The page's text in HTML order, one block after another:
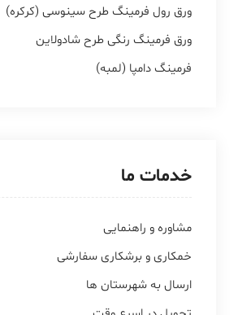
ورق رول فرمینگ طرح سینوسی (کرکره)
ورق فرمینگ رنگی طرح شادولاین
فرمینگ دامپا (لمبه)
خدمات ما
مشاوره و راهنمایی
خمکاری و برشکاری سفارشی
ارسال به شهرستان ها